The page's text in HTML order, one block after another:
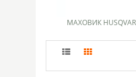
МАХОВИК